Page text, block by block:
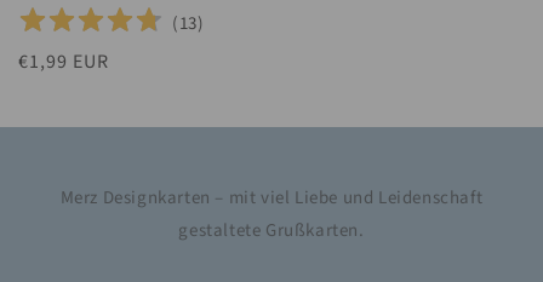
(13)
Normaler
€1,99 EUR
Merz Designkarten – mit viel Liebe und Leidenschaft
gestaltete Grußkarten.